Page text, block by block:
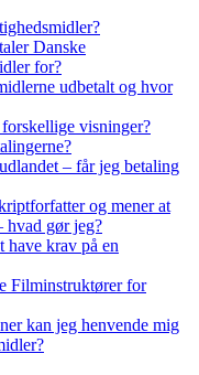
Danske
for?
udbetalt og hvor
visninger?
– får jeg betaling
og mener at
hvad gør jeg?
have krav på en
Filminstruktører for
kan jeg henvende mig